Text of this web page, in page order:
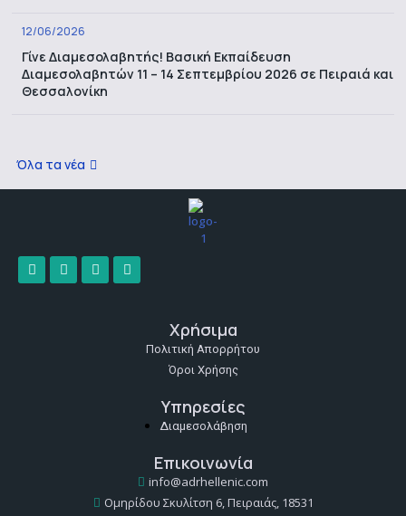
12/06/2026
Γίνε Διαμεσολαβητής! Βασική Εκπαίδευση
Διαμεσολαβητών 11 – 14 Σεπτεμβρίου 2026 σε Πειραιά και
Θεσσαλονίκη
Όλα τα νέα
Χρήσιμα
Πολιτική Απορρήτου
Όροι Χρήσης
Υπηρεσίες
Διαμεσολάβηση
Επικοινωνία
info@adrhellenic.com
Ομηρίδου Σκυλίτση 6, Πειραιάς, 18531